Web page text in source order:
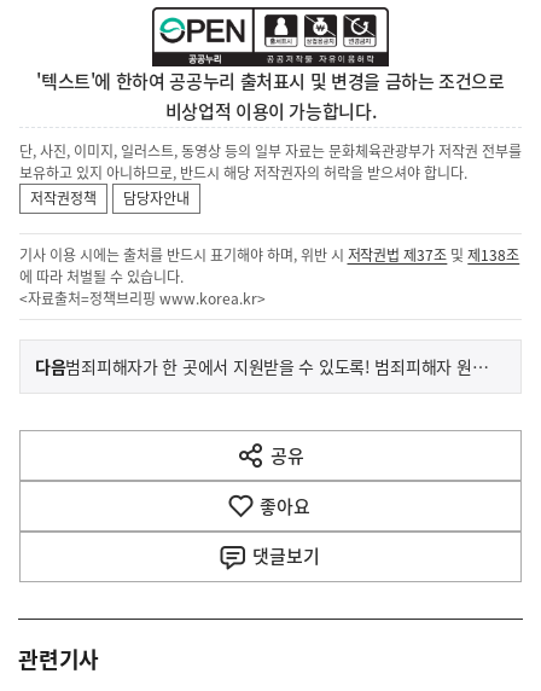
'텍스트'에 한하여 공공누리 출처표시 및 변경을 금하는 조건으로
비상업적 이용이 가능합니다.
단, 사진, 이미지, 일러스트, 동영상 등의 일부 자료는 문화체육관광부가 저작권 전부를
보유하고 있지 아니하므로, 반드시 해당 저작권자의 허락을 받으셔야 합니다.
저작권정책
담당자안내
기사 이용 시에는 출처를 반드시 표기해야 하며, 위반 시 저작권법 제37조 및제138조
에 따라 처벌될 수 있습니다.
<자료출처=정책브리핑 www.korea.kr>
이
전
다
음
다음기
범죄피해자가 한 곳에서 지원받을 수 있도록! 범죄피해자 원스톱 솔루션 센터
공유
열
기
좋아요
댓글보기
관련기사